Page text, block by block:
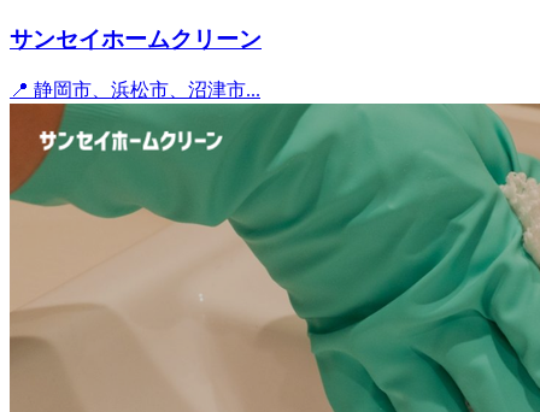
サンセイホームクリーン
📍 静岡市、浜松市、沼津市...